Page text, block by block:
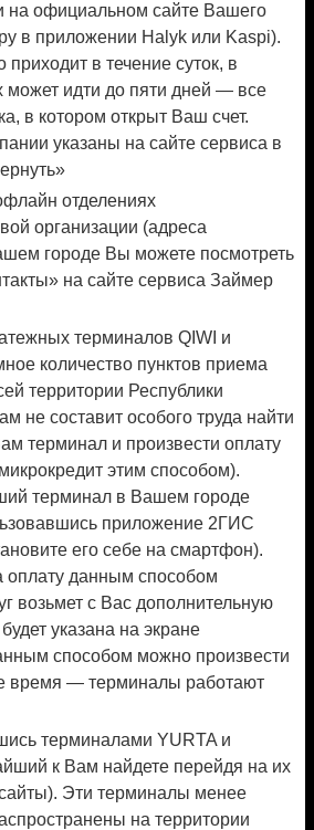
на официальном сайте Вашего
в приложении Halyk или Kaspi).
в течение суток, в
может идти до пяти дней — все
в котором открыт Ваш счет.
указаны на сайте сервиса в
отделениях
организации (адреса
городе Вы можете посмотреть
на сайте сервиса Займер
терминалов QIWI и
количество пунктов приема
территории Республики
не составит особого труда найти
терминал и произвести оплату
этим способом).
терминал в Вашем городе
приложение 2ГИС
его себе на смартфон).
оплату данным способом
возьмет с Вас дополнительную
указана на экране
способом можно произвести
время — терминалы работают
терминалами YURTA и
к Вам найдете перейдя на их
Эти терминалы менее
на территории